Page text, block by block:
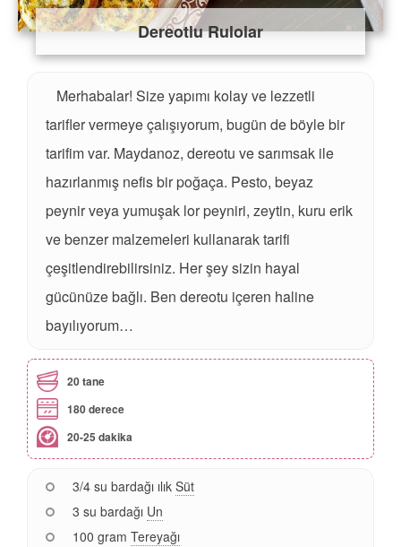
Dereotlu Rulolar
Merhabalar! Size yapımı kolay ve lezzetli
tarifler vermeye çalışıyorum, bugün de böyle bir
tarifim var. Maydanoz, dereotu ve sarımsak ile
hazırlanmış nefis bir poğaça. Pesto, beyaz
peynir veya yumuşak lor peyniri, zeytin, kuru erik
ve benzer malzemeleri kullanarak tarifi
çeşitlendirebilirsiniz. Her şey sizin hayal
gücünüze bağlı. Ben dereotu içeren haline
bayılıyorum…
20 tane
180 derece
20-25 dakika
3/4 su bardağı ılık Süt
3 su bardağı Un
100 gram Tereyağı